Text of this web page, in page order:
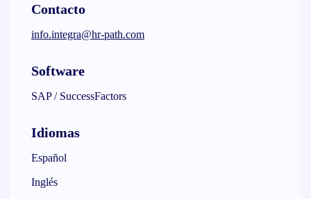
Contacto
info.integra@hr-path.com
Software
SAP / SuccessFactors
Idiomas
Español
Inglés